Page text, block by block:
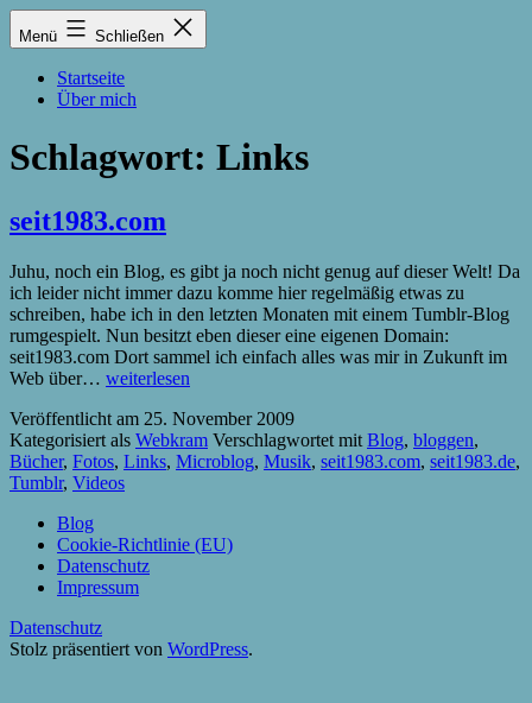
Zum
Inhalt
Lukas
Zintel-
Menü Schließen
Startseite
Über mich
Schlagwort: Links
seit1983.com
Juhu, noch ein Blog, es gibt ja noch nicht genug auf dieser Welt! Da
ich leider nicht immer dazu komme hier regelmäßig etwas zu
schreiben, habe ich in den letzten Monaten mit einem Tumblr-Blog
rumgespielt. Nun besitzt eben dieser eine eigenen Domain:
seit1983.com Dort sammel ich einfach alles was mir in Zukunft im
Web über… seit1983.com
weiterlesen
Veröffentlicht am 25. November 2009
Kategorisiert als Webkram Verschlagwortet mit Blog, bloggen,
Bücher, Fotos, Links, Microblog, Musik, seit1983.com, seit1983.de,
Tumblr, Videos
Blog
Cookie-Richtlinie (EU)
Datenschutz
Impressum
Datenschutz
Stolz präsentiert von WordPress.